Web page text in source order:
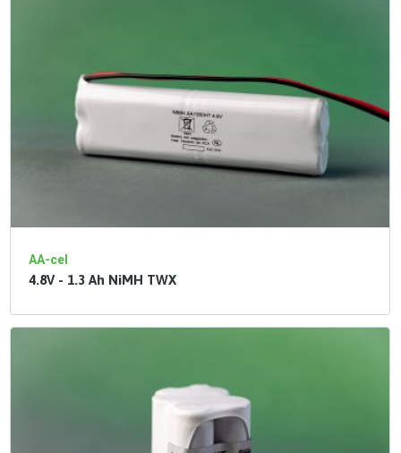
AA-cel
4.8V - 1.3 Ah NiMH TWX